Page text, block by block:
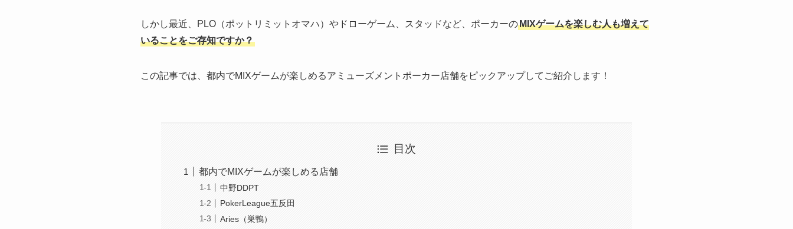
しかし最近、PLO（ポットリミットオマハ）やドローゲーム、スタッドなど、ポーカーのMIXゲームを楽しむ人も増えて
いることをご存知ですか？
この記事では、都内でMIXゲームが楽しめるアミューズメントポーカー店舗をピックアップしてご紹介します！
目次
都内でMIXゲームが楽しめる店舗
中野DDPT
PokerLeague五反田
Aries（巣鴨）